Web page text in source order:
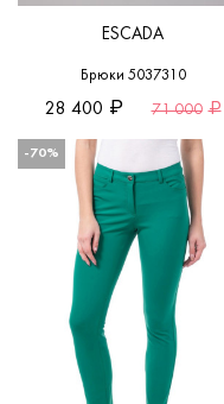
ESCADA
Брюки 5037310
28 400 71 000
-70%